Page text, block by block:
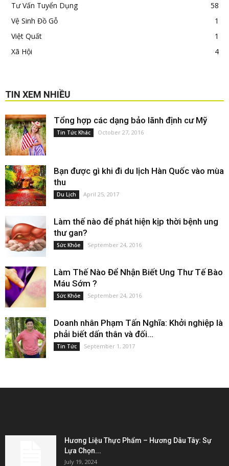
Tư Vấn Tuyển Dụng
58
Vệ Sinh Đồ Gỗ
1
Việt Quất
1
Xã Hội
4
TIN XEM NHIỀU
Tổng hợp các dạng bảo lãnh định cư Mỹ
Tin Tức Khác October 27, 2016
Bạn được gì khi đi du lịch Hàn Quốc vào mùa
thu
Du Lịch April 25, 2017
Làm thế nào để phát hiện kịp thời bệnh ung
thư gan?
Sức Khỏe September 24, 2016
Làm Thế Nào Để Nhận Biết Ung Thư Tế Bào
Máu Sớm ?
Sức Khỏe September 24, 2016
Doanh nhân Phạm Tấn Nghĩa: Khởi nghiệp là
phải biết dấn thân và đối...
Tin Tức September 1, 2017
Hương Liệu Thực Phẩm – Hương Dâu Tây: Sự
Lựa Chọn...
July 19, 2024